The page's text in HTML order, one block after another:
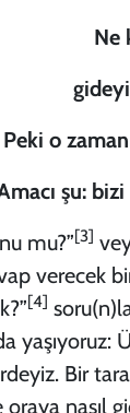
Ne
Peki o
şu:
mu?”[3]
verecek
[4]
Bir
oraya nasıl